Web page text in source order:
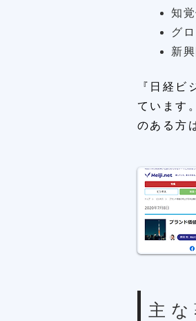
知
グ
新
『日経
ています
のある方
主